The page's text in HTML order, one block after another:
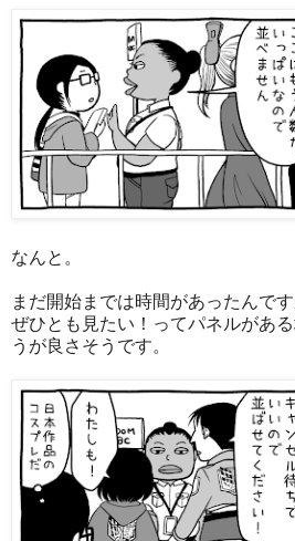
なんと。
まだ開始までは時間があったんで
ぜひとも見たい！ってパネルがあ
うが良さそうです。